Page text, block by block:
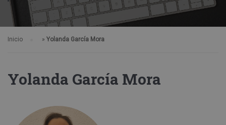
Inicio » Yolanda García Mora
Yolanda García Mora